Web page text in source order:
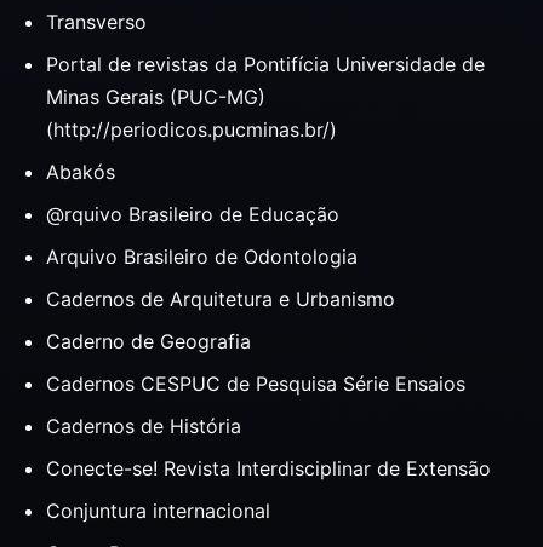
Transverso
Portal de revistas da Pontifícia Universidade de
Minas Gerais (PUC-MG)
(http://periodicos.pucminas.br/)
Abakós
@rquivo Brasileiro de Educação
Arquivo Brasileiro de Odontologia
Cadernos de Arquitetura e Urbanismo
Caderno de Geografia
Cadernos CESPUC de Pesquisa Série Ensaios
Cadernos de História
Conecte-se! Revista Interdisciplinar de Extensão
Conjuntura internacional